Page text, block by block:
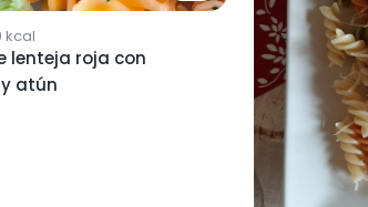
kcal
lenteja roja con
atún